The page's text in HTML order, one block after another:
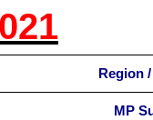
Region
MP